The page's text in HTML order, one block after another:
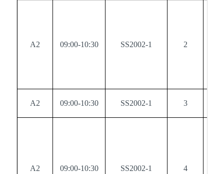
A2 09:00-10:30 SS2002-1 2
A2 09:00-10:30 SS2002-1 3
A2 09:00-10:30 SS2002-1 4